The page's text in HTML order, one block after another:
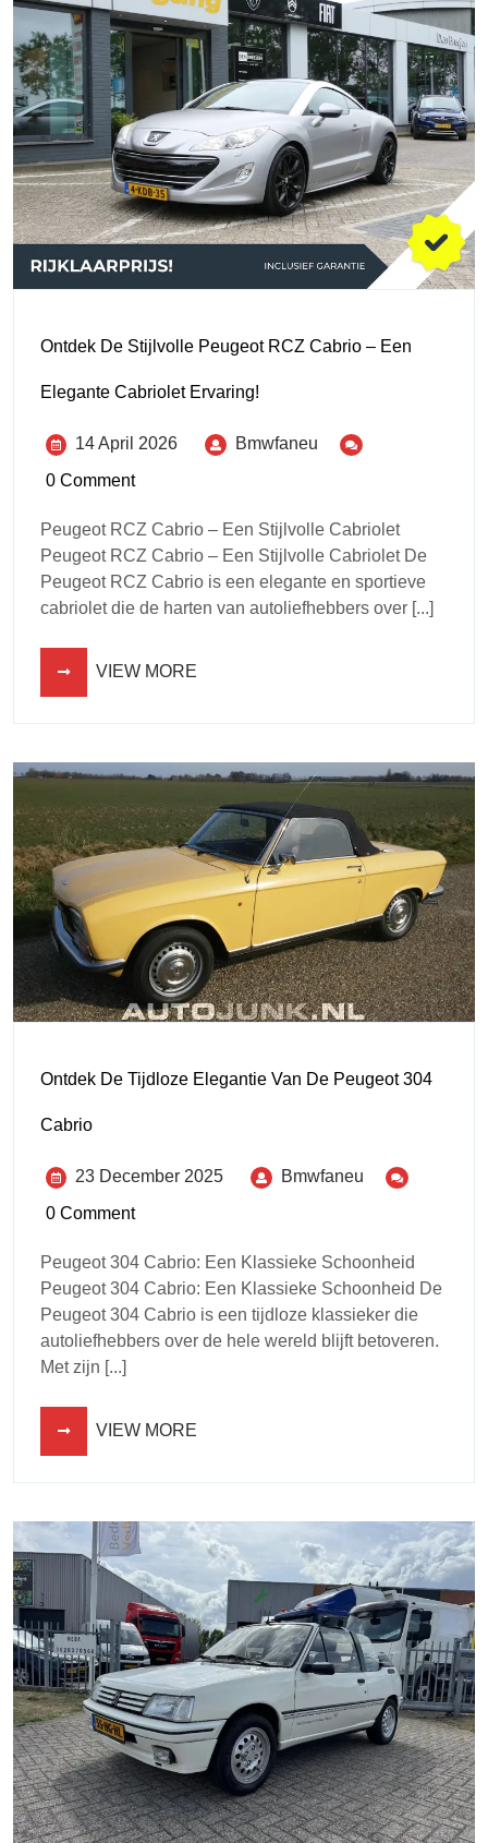
Ontdek De Stijlvolle Peugeot RCZ Cabrio – Een
Elegante Cabriolet Ervaring!
14 April 2026
Bmwfaneu
0 Comment
Peugeot RCZ Cabrio – Een Stijlvolle Cabriolet
Peugeot RCZ Cabrio – Een Stijlvolle Cabriolet De
Peugeot RCZ Cabrio is een elegante en sportieve
cabriolet die de harten van autoliefhebbers over [...]
VIEW MORE
Ontdek De Tijdloze Elegantie Van De Peugeot 304
Cabrio
23 December 2025
Bmwfaneu
0 Comment
Peugeot 304 Cabrio: Een Klassieke Schoonheid
Peugeot 304 Cabrio: Een Klassieke Schoonheid De
Peugeot 304 Cabrio is een tijdloze klassieker die
autoliefhebbers over de hele wereld blijft betoveren.
Met zijn [...]
VIEW MORE